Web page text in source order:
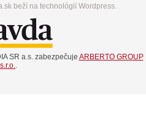
beží na technológií Wordpress.
SR a.s. zabezpečuje ARBERTO GROUP
s.r.o.